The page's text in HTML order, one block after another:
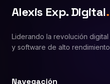
Alexis Exp. Digital.
Liderando la revolución
y software de alto
Navegación